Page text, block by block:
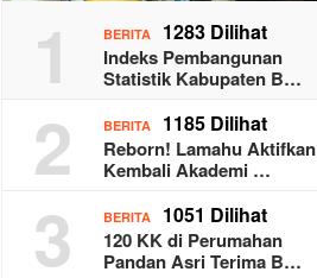
1 BERITA 1283 Dilihat
Indeks Pembangunan
Statistik Kabupaten B…
2 BERITA 1185 Dilihat
Reborn! Lamahu Aktifkan
Kembali Akademi …
3 BERITA 1051 Dilihat
120 KK di Perumahan
Pandan Asri Terima B…